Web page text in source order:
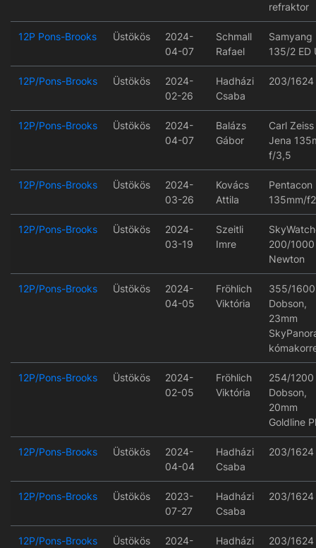
refraktor
12P Pons-Brooks Üstökös
2024-
04-07
Schmall
Rafael
Samyang
135/2 ED
12P/Pons-Brooks Üstökös
2024-
02-26
Hadházi
Csaba
203/1624
12P/Pons-Brooks Üstökös
2024-
04-07
Balázs
Gábor
Carl Zeiss
Jena
f/3,5
12P/Pons-Brooks Üstökös
2024-
03-26
Kovács
Attila
Pentacon
135mm/
12P/Pons-Brooks Üstökös
2024-
03-19
Szeitli
Imre
200/1000
Newton
12P/Pons-Brooks Üstökös
2024-
04-05
Fröhlich
Viktória
355/1600
Dobson,
23mm
12P/Pons-Brooks Üstökös
2024-
02-05
Fröhlich
Viktória
254/1200
Dobson,
20mm
Goldline
12P/Pons-Brooks Üstökös
2024-
04-04
Hadházi
Csaba
203/1624
12P/Pons-Brooks Üstökös
2023-
07-27
Hadházi
Csaba
203/1624
12P/Pons-Brooks Üstökös
2024-
Hadházi
203/1624